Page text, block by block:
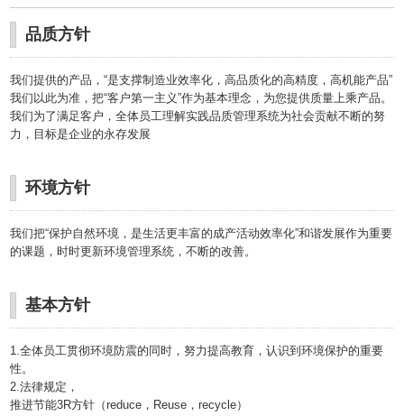
品质方针
我们提供的产品，“是支撑制造业效率化，高品质化的高精度，高机能产品”
我们以此为准，把“客户第一主义”作为基本理念，为您提供质量上乘产品。
我们为了满足客户，全体员工理解实践品质管理系统为社会贡献不断的努
力，目标是企业的永存发展
环境方针
我们把“保护自然环境，是生活更丰富的成产活动效率化”和谐发展作为重要
的课题，时时更新环境管理系统，不断的改善。
基本方针
1.全体员工贯彻环境防震的同时，努力提高教育，认识到环境保护的重要
性。
2.法律规定，
推进节能3R方针（reduce，Reuse，recycle）